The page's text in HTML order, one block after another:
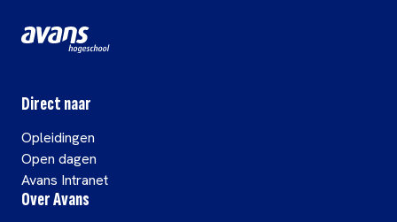
Direct naar
Opleidingen
Open dagen
Avans Intranet
Over Avans